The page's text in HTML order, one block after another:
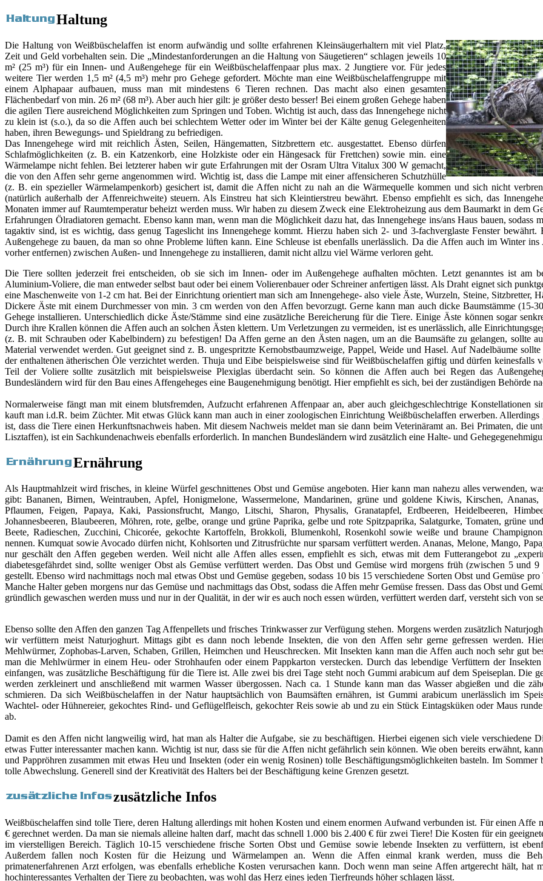
Haltung
Die Haltung von Weißbüschelaffen ist enorm aufwändig und sollte erfahrenen Kleinsäugerhaltern mit viel Platz,
Zeit und Geld vorbehalten sein. Die „Mindestanforderungen an die Haltung von Säugetieren“ schlagen jeweils 10
m² (25 m³) für ein Innen- und Außengehege für ein Weißbüschelaffenpaar plus max. 2 Jungtiere vor. Für jedes
weitere Tier werden 1,5 m² (4,5 m³) mehr pro Gehege gefordert. Möchte man eine Weißbüschelaffengruppe mit
einem Alphapaar aufbauen, muss man mit mindestens 6 Tieren rechnen. Das macht also einen gesamten
Flächenbedarf von min. 26 m² (68 m³). Aber auch hier gilt: je größer desto besser! Bei einem großen Gehege haben
die agilen Tiere ausreichend Möglichkeiten zum Springen und Toben. Wichtig ist auch, dass das Innengehege nicht
zu klein ist (s.o.), da so die Affen auch bei schlechtem Wetter oder im Winter bei der Kälte genug Gelegenheiten
haben, ihren Bewegungs- und Spieldrang zu befriedigen.
Das Innengehege wird mit reichlich Ästen, Seilen, Hängematten, Sitzbrettern etc. ausgestattet. Ebenso dürfen
Schlafmöglichkeiten (z. B. ein Katzenkorb, eine Holzkiste oder ein Hängesack für Frettchen) sowie min. eine
Wärmelampe nicht fehlen. Bei letzterer haben wir gute Erfahrungen mit der Osram Ultra Vitalux 300 W gemacht,
die von den Affen sehr gerne angenommen wird. Wichtig ist, dass die Lampe mit einer affensicheren Schutzhülle
(z. B. ein spezieller Wärmelampenkorb) gesichert ist, damit die Affen nicht zu nah an die Wärmequelle kommen und sich nicht
(natürlich außerhalb der Affenreichweite) steuern. Als Einstreu hat sich Kleintierstreu bewährt. Ebenso empfiehlt es sich, das
Monaten immer auf Raumtemperatur beheizt werden muss. Wir haben zu diesem Zweck eine Elektroheizung aus dem Baumarkt in dem
Erfahrungen Ölradiatoren gemacht. Ebenso kann man, wenn man die Möglichkeit dazu hat, das Innengehege ins/ans Haus bauen, sodass
tagaktiv sind, ist es wichtig, dass genug Tageslicht ins Innengehege kommt. Hierzu haben sich 2- und 3-fachverglaste Fenster
Außengehege zu bauen, da man so ohne Probleme lüften kann. Eine Schleuse ist ebenfalls unerlässlich. Da die Affen auch im Winter
vorher entfernen) zwischen Außen- und Innengehege zu installieren, damit nicht allzu viel Wärme verloren geht.
Die Tiere sollten jederzeit frei entscheiden, ob sie sich im Innen- oder im Außengehege aufhalten möchten. Letzt genanntes ist am
Aluminium-Voliere, die man entweder selbst baut oder bei einem Volierenbauer oder Schreiner anfertigen lässt. Als Draht eignet sich
eine Maschenweite von 1-2 cm hat. Bei der Einrichtung orientiert man sich am Innengehege- also viele Äste, Wurzeln, Steine, Sitzbretter,
Dickere Äste mit einem Durchmesser von min. 3 cm werden von den Affen bevorzugt. Gerne kann man auch dicke Baumstämme (15-
Gehege installieren. Unterschiedlich dicke Äste/Stämme sind eine zusätzliche Bereicherung für die Tiere. Einige Äste können sogar
Durch ihre Krallen können die Affen auch an solchen Ästen klettern. Um Verletzungen zu vermeiden, ist es unerlässlich, alle
(z. B. mit Schrauben oder Kabelbindern) zu befestigen! Da Affen gerne an den Ästen nagen, um an die Baumsäfte zu gelangen, sollte
Material verwendet werden. Gut geeignet sind z. B. ungespritzte Kernobstbaumzweige, Pappel, Weide und Hasel. Auf Nadelbäume
der enthaltenen ätherischen Öle verzichtet werden. Thuja und Eibe beispielsweise sind für Weißbüschelaffen giftig und dürfen keinesfalls
Teil der Voliere sollte zusätzlich mit beispielsweise Plexiglas überdacht sein. So können die Affen auch bei Regen das
Bundesländern wird für den Bau eines Affengeheges eine Baugenehmigung benötigt. Hier empfiehlt es sich, bei der zuständigen Behörde
Normalerweise fängt man mit einem blutsfremden, Aufzucht erfahrenen Affenpaar an, aber auch gleichgeschlechtrige Konstellationen
kauft man i.d.R. beim Züchter. Mit etwas Glück kann man auch in einer zoologischen Einrichtung Weißbüschelaffen erwerben.
ist, dass die Tiere einen Herkunftsnachweis haben. Mit diesem Nachweis meldet man sie dann beim Veterinäramt an. Bei Primaten, die
Lisztaffen), ist ein Sachkundenachweis ebenfalls erforderlich. In manchen Bundesländern wird zusätzlich eine Halte- und
Ernährung
Als Hauptmahlzeit wird frisches, in kleine Würfel geschnittenes Obst und Gemüse angeboten. Hier kann man nahezu alles verwenden,
gibt: Bananen, Birnen, Weintrauben, Apfel, Honigmelone, Wassermelone, Mandarinen, grüne und goldene Kiwis, Kirschen, Ananas,
Pflaumen, Feigen, Papaya, Kaki, Passionsfrucht, Mango, Litschi, Sharon, Physalis, Granatapfel, Erdbeeren, Heidelbeeren,
Johannesbeeren, Blaubeeren, Möhren, rote, gelbe, orange und grüne Paprika, gelbe und rote Spitzpaprika, Salatgurke, Tomaten, grüne
Beete, Radieschen, Zucchini, Chicorée, gekochte Kartoffeln, Brokkoli, Blumenkohl, Rosenkohl sowie weiße und braune
nennen. Kumquat sowie Avocado dürfen nicht, Kohlsorten und Zitrusfrüchte nur sparsam verfüttert werden. Ananas, Melone, Mango,
nur geschält den Affen gegeben werden. Weil nicht alle Affen alles essen, empfiehlt es sich, etwas mit dem Futterangebot zu
diabetesgefährdet sind, sollte weniger Obst als Gemüse verfüttert werden. Das Obst und Gemüse wird morgens früh (zwischen 5 und
gestellt. Ebenso wird nachmittags noch mal etwas Obst und Gemüse gegeben, sodass 10 bis 15 verschiedene Sorten Obst und Gemüse
Manche Halter geben morgens nur das Gemüse und nachmittags das Obst, sodass die Affen mehr Gemüse fressen. Dass das Obst und
gründlich gewaschen werden muss und nur in der Qualität, in der wir es auch noch essen würden, verfüttert werden darf, versteht sich von
Ebenso sollte den Affen den ganzen Tag Affenpellets und frisches Trinkwasser zur Verfügung stehen. Morgens werden zusätzlich
wir verfüttern meist Naturjoghurt. Mittags gibt es dann noch lebende Insekten, die von den Affen sehr gerne gefressen werden.
Mehlwürmer, Zophobas-Larven, Schaben, Grillen, Heimchen und Heuschrecken. Mit Insekten kann man die Affen auch noch sehr gut
man die Mehlwürmer in einem Heu- oder Strohhaufen oder einem Pappkarton verstecken. Durch das lebendige Verfüttern der
einfangen, was zusätzliche Beschäftigung für die Tiere ist. Alle zwei bis drei Tage steht noch Gummi arabicum auf dem Speiseplan. Die
werden zerkleinert und anschließend mit warmen Wasser übergossen. Nach ca. 1 Stunde kann man das Wasser abgießen und die
schmieren. Da sich Weißbüschelaffen in der Natur hauptsächlich von Baumsäften ernähren, ist Gummi arabicum unerlässlich im
Wachtel- oder Hühnereier, gekochtes Rind- und Geflügelfleisch, gekochter Reis sowie ab und zu ein Stück Eintagsküken oder Maus
ab.
Damit es den Affen nicht langweilig wird, hat man als Halter die Aufgabe, sie zu beschäftigen. Hierbei eigenen sich viele verschiedene
etwas Futter interessanter machen kann. Wichtig ist nur, dass sie für die Affen nicht gefährlich sein können. Wie oben bereits erwähnt,
und Pappröhren zusammen mit etwas Heu und Insekten (oder ein wenig Rosinen) tolle Beschäftigungsmöglichkeiten basteln. Im Sommer
tolle Abwechslung. Generell sind der Kreativität des Halters bei der Beschäftigung keine Grenzen gesetzt.
zusätzliche Infos
Weißbüschelaffen sind tolle Tiere, deren Haltung allerdings mit hohen Kosten und einem enormen Aufwand verbunden ist. Für einen Affe
€ gerechnet werden. Da man sie niemals alleine halten darf, macht das schnell 1.000 bis 2.400 € für zwei Tiere! Die Kosten für ein
im vierstelligen Bereich. Täglich 10-15 verschiedene frische Sorten Obst und Gemüse sowie lebende Insekten zu verfüttern, ist
Außerdem fallen noch Kosten für die Heizung und Wärmelampen an. Wenn die Affen einmal krank werden, muss die
primatenerfahrenen Arzt erfolgen, was ebenfalls erhebliche Kosten verursachen kann. Doch wenn man seine Affen artgerecht hält, hat
hochinteressantes Verhalten der Tiere zu beobachten, was wohl das Herz eines jeden Tierfreunds höher schlagen lässt.